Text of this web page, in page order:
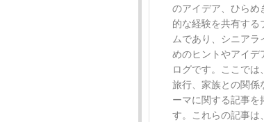
のアイデア、ひらめ
的な経験を共有する
ムであり、シニアラ
めのヒントやアイデ
ログです。ここでは
旅行、家族との関係
ーマに関する記事を
す。これらの記事は